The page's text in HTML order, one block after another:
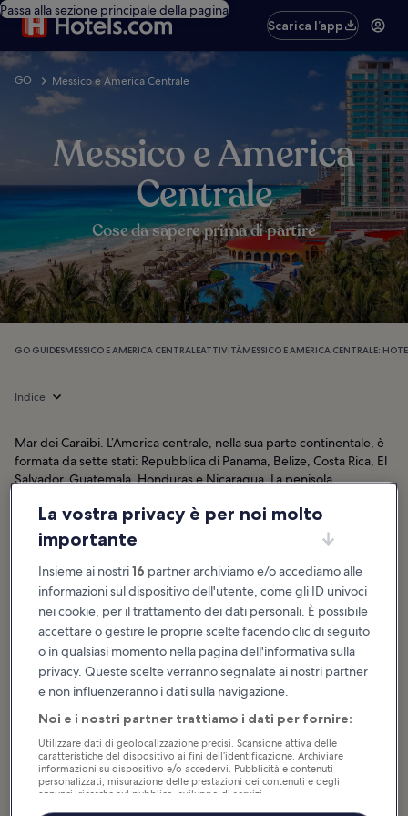
Passa alla sezione principale della pagina
Scarica l’app
GO Messico e America Centrale
Messico e America
Centrale
Cose da sapere prima di partire
GO GUIDESMESSICO E AMERICA CENTRALEATTIVITÀMESSICO E AMERICA CENTRALE:
Indice
Mar dei Caraibi. L’America centrale, nella sua parte continentale, è
formata da sette stati: Repubblica di Panama, Belize, Costa Rica, El
Salvador, Guatemala, Honduras e Nicaragua. La penisola
amanti dello snorkeling e delle immersioni possono riempirsi gli
occhi dei colori delle incredibili specie marine che abitano la
barriera corallina mesoamericana, la più grande al mondo.
La vera essenza del Messico e dell’America Centrale è il folclore,
una testimonianza del ricco passato di questa terra, celebrato
durante tutto l’anno con feste e rassegne che animano le strade
cittadine. Avventurati nella rigogliosa vegetazione della giungla
per andare alla scoperta dei suggestivi siti archeologici maya e
aztechi, dove potrai toccare con mano l’antico splendore di queste
civiltà. Grazie al fascino senza tempo delle antiche rovine e al mare
dai ricchi fondali, il Messico e l’America Centrale sono uno di quei
viaggi da fare almeno una volta nella vita.
Messico e America Centrale: hotel nei pressi
La vostra privacy è per noi molto
importante
Insieme ai nostri16 partner archiviamo e/o accediamo alle
informazioni sul dispositivo dell'utente, come gli ID univoci
nei cookie, per il trattamento dei dati personali. È possibile
accettare o gestire le proprie scelte facendo clic di seguito
o in qualsiasi momento nella pagina dell'informativa sulla
privacy. Queste scelte verranno segnalate ai nostri partner
e non influenzeranno i dati sulla navigazione.
Noi e i nostri partner trattiamo i dati per fornire:
Utilizzare dati di geolocalizzazione precisi. Scansione attiva delle
caratteristiche del dispositivo ai fini dell’identificazione. Archiviare
informazioni su dispositivo e/o accedervi. Pubblicità e contenuti
personalizzati, misurazione delle prestazioni dei contenuti e degli
annunci, ricerche sul pubblico, sviluppo di servizi.
Elenco dei partner (fornitori)